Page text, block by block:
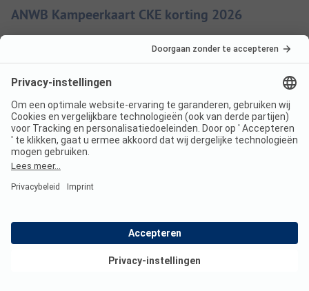
ANWB Kampeerkaart CKE korting 2026
De korting wordt verleend op de overnachtingsprijs en
eventueel bijkomende persoonskosten. De ANWB
Kampeerkaart CKE is een betaald aanbod van ANWB B.V.
Staanplaats
Laagseizoen
Van 32,00 EUR
Bekijk deals